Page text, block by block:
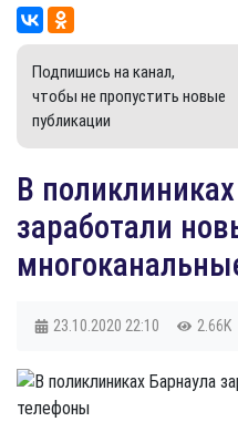
Подпишись на канал,
чтобы не пропустить новые
публикации
В
заработали
23.10.2020 22:10 2.66K